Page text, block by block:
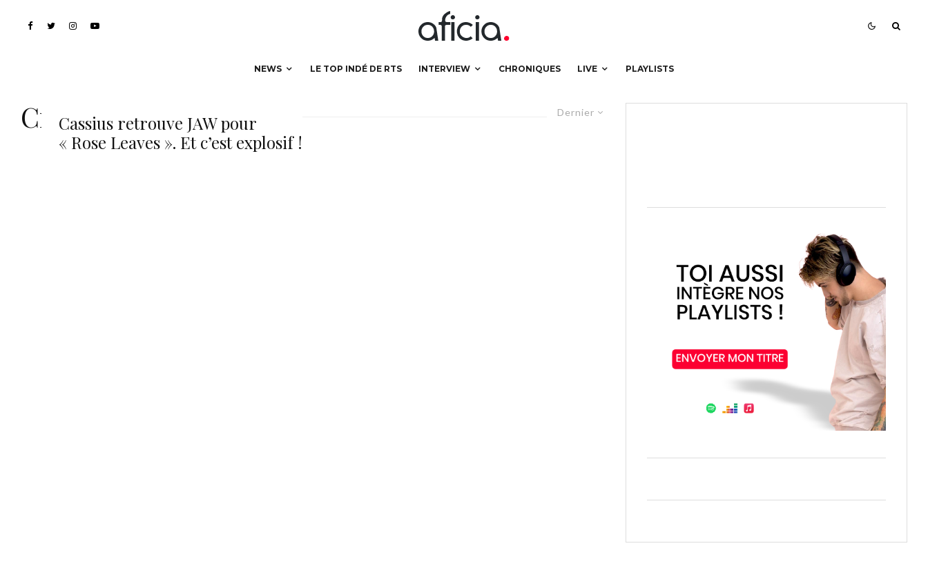
NEWS LE TOP INDÉ DE RTS INTERVIEW CHRONIQUES LIVE PLAYLISTS
Dernier
Circus company
Cassius retrouve JAW pour
« Rose Leaves ». Et c’est explosif !